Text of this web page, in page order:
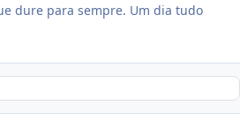
dure para sempre. Um dia tudo